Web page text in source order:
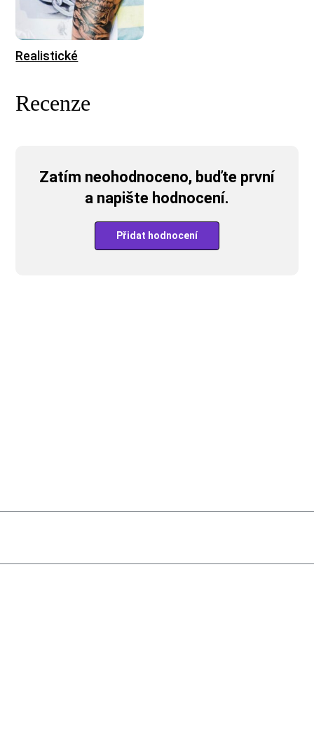
Realistické
Recenze
Zatím neohodnoceno, buďte první
a napište hodnocení.
Přidat hodnocení